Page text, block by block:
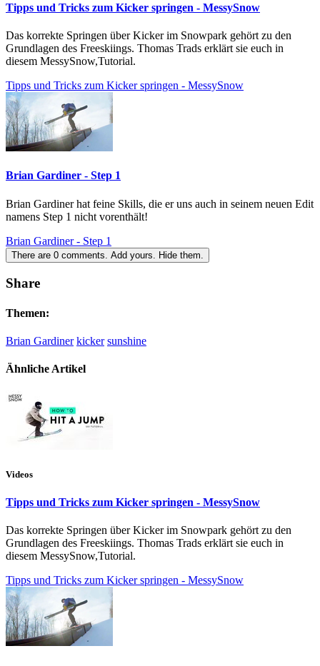
Tipps und Tricks zum Kicker springen - MessySnow
Das korrekte Springen über Kicker im Snowpark gehört zu den
Grundlagen des Freeskiings. Thomas Trads erklärt sie euch in
diesem MessySnow,Tutorial.
Tipps und Tricks zum Kicker springen - MessySnow
Brian Gardiner - Step 1
Brian Gardiner hat feine Skills, die er uns auch in seinem neuen Edit
namens Step 1 nicht vorenthält!
Brian Gardiner - Step 1
There are 0 comments. Add yours. Hide them.
Share
Themen:
Brian Gardiner kicker sunshine
Ähnliche Artikel
Videos
Tipps und Tricks zum Kicker springen - MessySnow
Das korrekte Springen über Kicker im Snowpark gehört zu den
Grundlagen des Freeskiings. Thomas Trads erklärt sie euch in
diesem MessySnow,Tutorial.
Tipps und Tricks zum Kicker springen - MessySnow